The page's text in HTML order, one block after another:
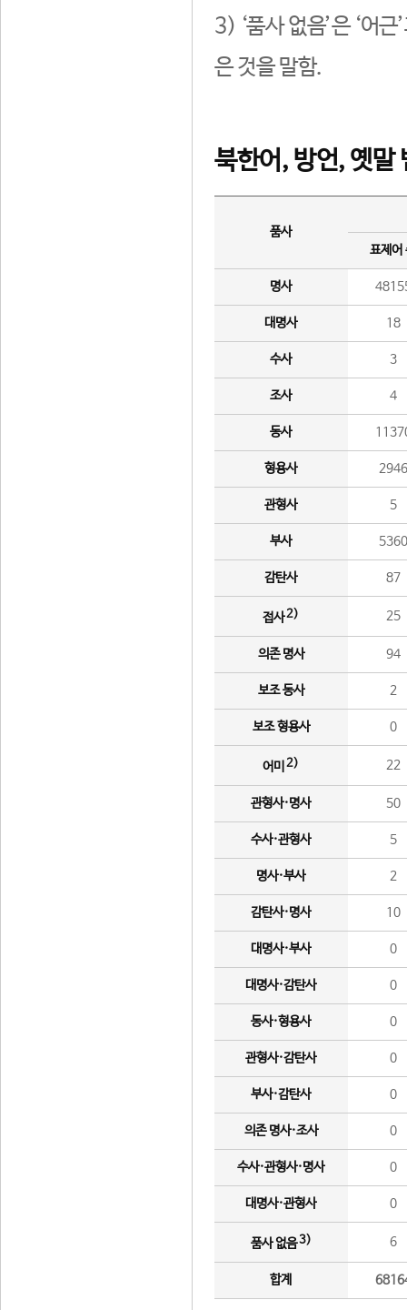
3) ‘품사 없음’은 ‘어
은 것을 말함.
북한어, 방언, 옛말
품사
표제어
명사
대명사 18
수사 3
조사 4
동사
형용사 2946
관형사 5
부사 5360
감탄사 87
접사2) 25
의존 명사 94
보조 동사 2
보조 형용사 0
어미 2) 22
관형사·명사 50
수사·관형사 5
명사·부사 2
감탄사·명사 10
대명사·부사 0
대명사·감탄사 0
동사·형용사 0
관형사·감탄사 0
부사·감탄사 0
의존 명사·조사 0
수사·관형사·명사 0
대명사·관형사 0
품사 없음3) 6
합계